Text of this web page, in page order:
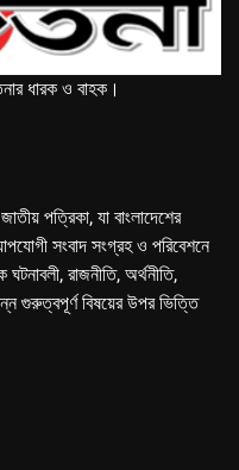
ধারক ও বাহক।
পত্রিকা, যা বাংলাদেশের
সংবাদ সংগ্রহ ও পরিবেশনে
রাজনীতি, অর্থনীতি,
গুরুত্বপূর্ণ বিষয়ের উপর ভিত্তি